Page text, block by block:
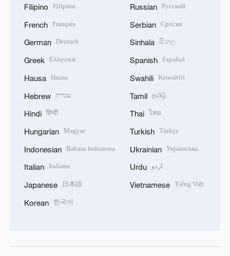
Filipino Filipino
French Français
German Deutsch
Greek Ελληνικά
Hausa Hausa
Hebrew עברית
Hindi हिन्दी
Hungarian Magyar
Indonesian Bahasa Indonesia
Italian Italiano
Japanese 日本語
Korean 한국어
Russian Русский
Serbian Српски
Sinhala සිංහල
Spanish Español
Swahili Kiswahili
Tamil தமிழ்
Thai ไทย
Turkish Türkçe
Ukrainian Українська
Urdu اردو
Vietnamese Tiếng Việt